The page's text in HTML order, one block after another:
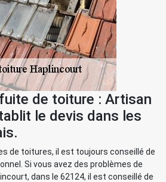
de toiture : Artisan
le devis dans les
de toitures, il est toujours conseillé de
Si vous avez des problèmes de
dans le 62124, il est conseillé de